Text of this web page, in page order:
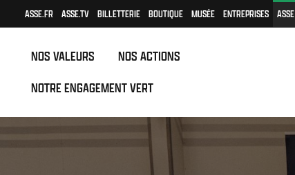
ASSE.FR ASSE.TV BILLETTERIE BOUTIQUE MUSÉE ENTREPRISES
NOS VALEURS
NOS ACTIONS
NOTRE ENGAGEMENT VERT